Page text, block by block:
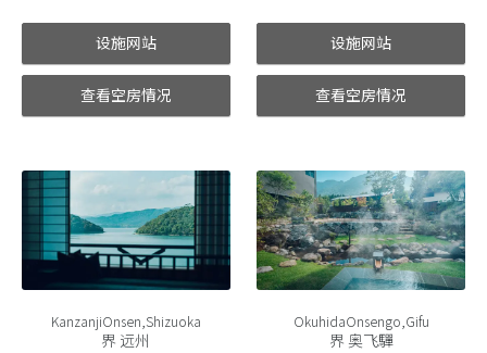
设施网站
查看空房情况
设施网站
查看空房情况
KanzanjiOnsen,Shizuoka
界 远州
OkuhidaOnsengo,Gifu
界 奥飞驒